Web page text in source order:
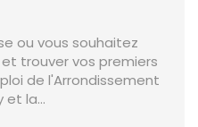
ou vous souhaitez
trouver vos premiers
de l'Arrondissement
et la…